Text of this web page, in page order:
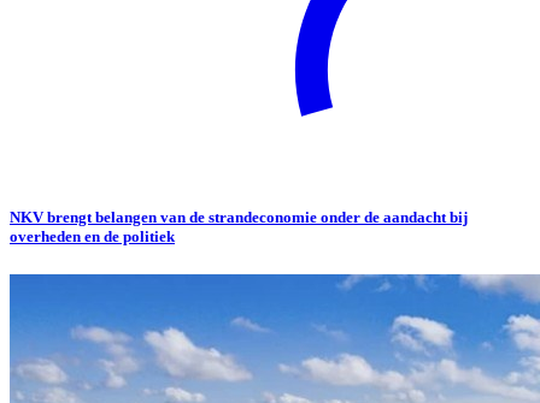
NKV brengt belangen van de strandeconomie onder de aandacht bij
overheden en de politiek